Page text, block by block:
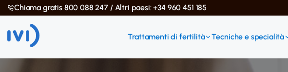
Chiama gratis 800 088 247 / Altri paesi: +34 960 451 185
Trattamenti di fertilità Tecniche e specialità